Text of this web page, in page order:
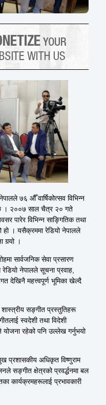
७६ औँ वार्षिकोत्सव विभिन्न
छ । २००७ साल चैत्र २० गते
पारेर विभिन्न साङ्गितिक तथा
। यसैक्रममा रेडियो नेपालले
।
सार्वजनिक सेवा प्रसारण
रेडियो नेपालले सूचना प्रवाह,
देखिनै महत्त्वपूर्ण भूमिका खेल्दै
शास्त्रीय सङ्गीत प्रस्तुतिहरू
स्वदेशी तथा विदेशी
योजना रहेको पनि उल्लेख गर्नुभयो
प्रशासकीय अधिकृत विष्णुराम
सङ्गीत क्षेत्रको प्रवर्द्धनमा बल
कार्यक्रमहरूलाई प्रभावकारी